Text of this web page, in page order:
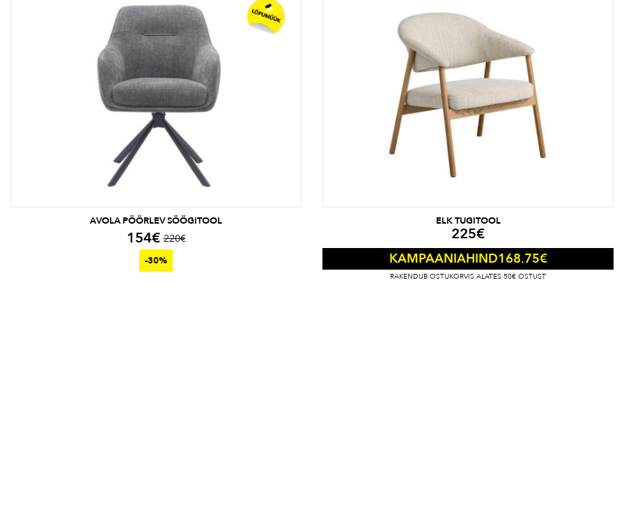
AVOLA PÖÖRLEV SÖÖGITOOL
220€
154€
-30%
ELK TUGITOOL
225€
KAMPAANIAHIND168.75€
RAKENDUB OSTUKORVIS ALATES 50€ OSTUST